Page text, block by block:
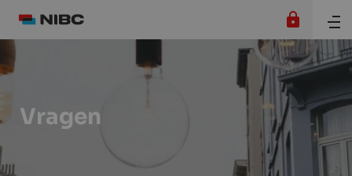
Vragen